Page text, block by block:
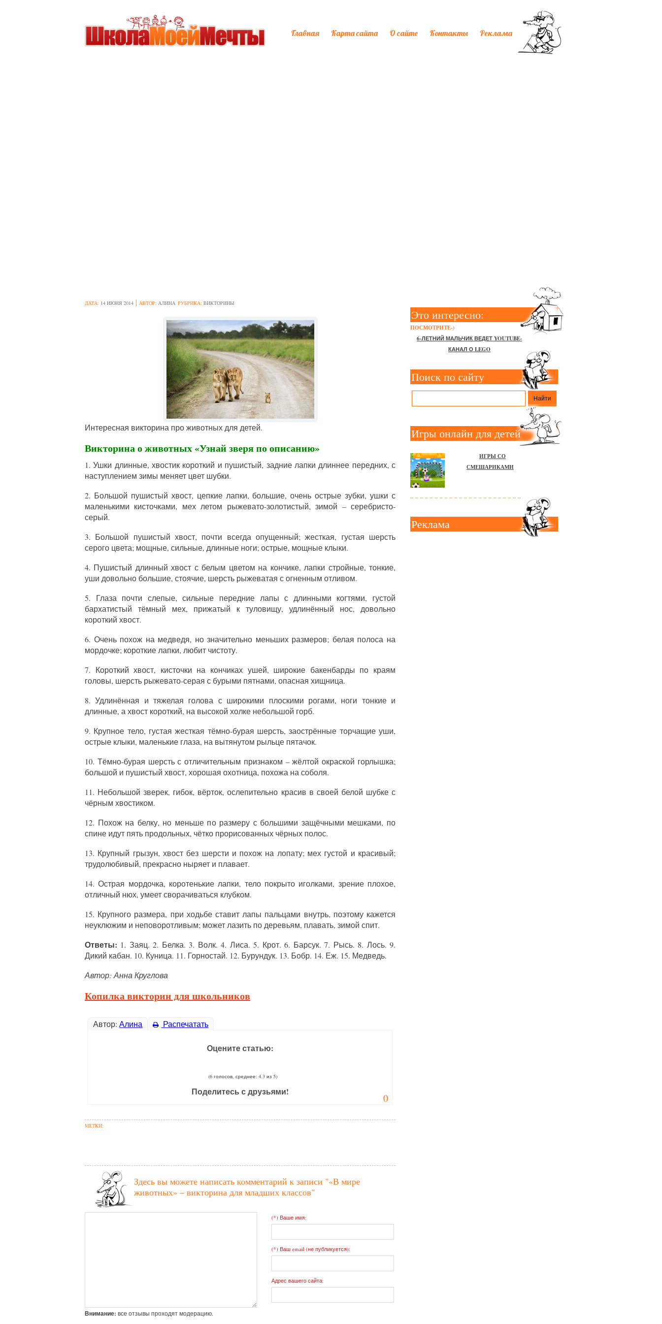
Главная Карта сайта О сайте Контакты Реклама
ДАТА: 14 ИЮНЯ 2014 АВТОР: АЛИНА РУБРИКА: ВИКТОРИНЫ
0
Интересная викторина про животных для детей.
Викторина о животных «Узнай зверя по описанию»
1. Ушки длинные, хвостик короткий и пушистый, задние лапки длиннее передних, с
наступлением зимы меняет цвет шубки.
2. Большой пушистый хвост, цепкие лапки, большие, очень острые зубки, ушки с
маленькими кисточками, мех летом рыжевато-золотистый, зимой – серебристо-
серый.
3. Большой пушистый хвост, почти всегда опущенный; жесткая, густая шерсть
серого цвета; мощные, сильные, длинные ноги; острые, мощные клыки.
4. Пушистый длинный хвост с белым цветом на кончике, лапки стройные, тонкие,
уши довольно большие, стоячие, шерсть рыжеватая с огненным отливом.
5. Глаза почти слепые, сильные передние лапы с длинными когтями, густой
бархатистый тёмный мех, прижатый к туловищу, удлинённый нос, довольно
короткий хвост.
6. Очень похож на медведя, но значительно меньших размеров; белая полоса на
мордочке; короткие лапки, любит чистоту.
7. Короткий хвост, кисточки на кончиках ушей, широкие бакенбарды по краям
головы, шерсть рыжевато-серая с бурыми пятнами, опасная хищница.
8. Удлинённая и тяжелая голова с широкими плоскими рогами, ноги тонкие и
длинные, а хвост короткий, на высокой холке небольшой горб.
9. Крупное тело, густая жесткая тёмно-бурая шерсть, заострённые торчащие уши,
острые клыки, маленькие глаза, на вытянутом рыльце пятачок.
10. Тёмно-бурая шерсть с отличительным признаком – жёлтой окраской горлышка;
большой и пушистый хвост, хорошая охотница, похожа на соболя.
11. Небольшой зверек, гибок, вёрток, ослепительно красив в своей белой шубке с
чёрным хвостиком.
12. Похож на белку, но меньше по размеру с большими защёчными мешками, по
спине идут пять продольных, чётко прорисованных чёрных полос.
13. Крупный грызун, хвост без шерсти и похож на лопату; мех густой и красивый;
трудолюбивый, прекрасно ныряет и плавает.
14. Острая мордочка, коротенькие лапки, тело покрыто иголками, зрение плохое,
отличный нюх, умеет сворачиваться клубком.
15. Крупного размера, при ходьбе ставит лапы пальцами внутрь, поэтому кажется
неуклюжим и неповоротливым; может лазить по деревьям, плавать, зимой спит.
Ответы: 1. Заяц. 2. Белка. 3. Волк. 4. Лиса. 5. Крот. 6. Барсук. 7. Рысь. 8. Лось. 9.
Дикий кабан. 10. Куница. 11. Горностай. 12. Бурундук. 13. Бобр. 14. Еж. 15. Медведь.
Автор: Анна Круглова
Копилка викторин для школьников
Автор:Алина Распечатать
Оцените статью:
(6 голосов, среднее: 4.3 из 5)
Поделитесь с друзьями!
МЕТКИ:
Здесь вы можете написать комментарий к записи "«В мире
животных» – викторина для младших классов"
(*) Ваше имя:
(*) Ваш email (не публикуется):
Адрес вашего сайта:
Внимание: все отзывы проходят модерацию.
Это интересно:
ПОСМОТРИТЕ-)
6-ЛЕТНИЙ МАЛЬЧИК ВЕДЕТ YOUTUBE-
КАНАЛ О LEGO
Поиск по сайту
Игры онлайн для детей
ИГРЫ СО
СМЕШАРИКАМИ
Реклама